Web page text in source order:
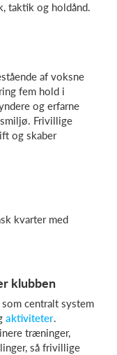
taktik og holdånd.
af voksne
fem hold i
og erfarne
Frivillige
og skaber
kvarter med
klubben
centralt system
aktiviteter.
træninger,
så frivillige